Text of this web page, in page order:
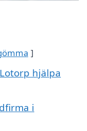
hjälpa
i